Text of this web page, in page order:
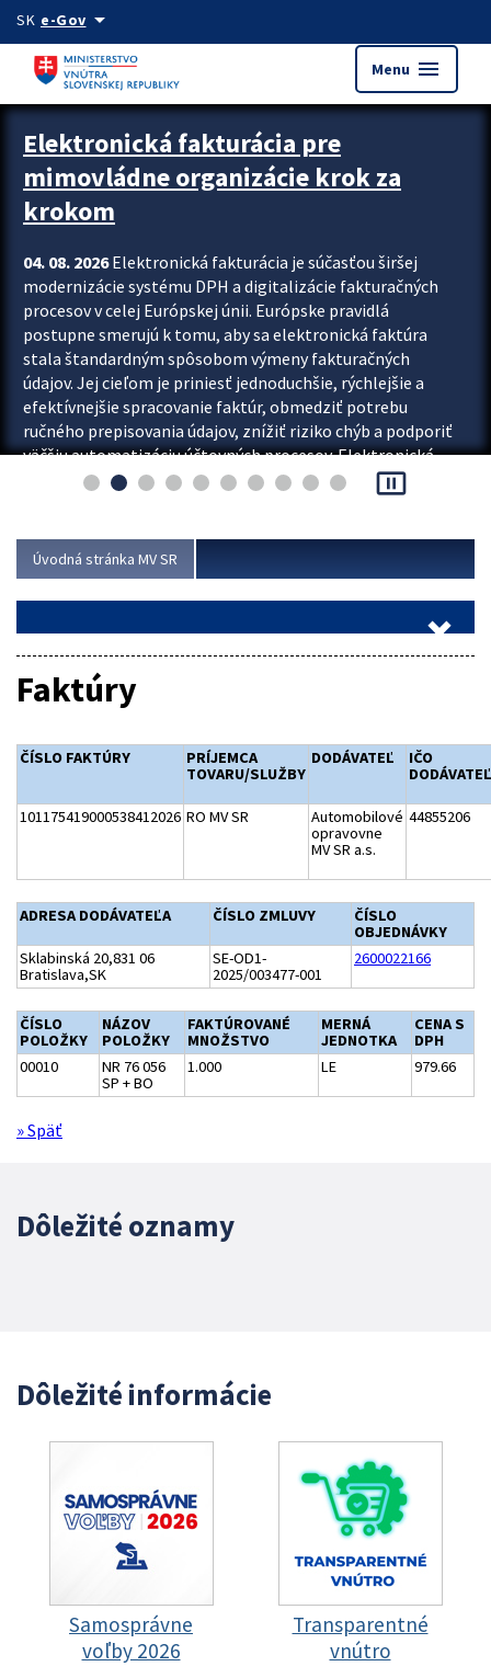
Preskocit na hlavný obsah
SK e-Govarrow_drop_down
Menu menu
Zastavit automatický posun upútavok
Elektronická fakturácia pre
mimovládne organizácie krok za
krokom
04. 08. 2026Elektronická fakturácia je súčasťou širšej
modernizácie systému DPH a digitalizácie fakturačných
procesov v celej Európskej únii. Európske pravidlá
postupne smerujú k tomu, aby sa elektronická faktúra
stala štandardným spôsobom výmeny fakturačných
údajov. Jej cieľom je priniesť jednoduchšie, rýchlejšie a
efektívnejšie spracovanie faktúr, obmedziť potrebu
ručného prepisovania údajov, znížiť riziko chýb a podporiť
väčšiu automatizáciu účtovných procesov. Elektronická
fakturácia preto nepredstavuje...
pause_presentation
Úvodná stránka MV SR
Faktúry
ČÍSLO FAKTÚRY
PRÍJEMCA
TOVARU/SLUŽBY
DODÁVATEĽ
IČO
101175419000538412026 RO MV SR
Automobilové
opravovne
MV SR a.s.
44855206
ADRESA DODÁVATEĽA ČÍSLO ZMLUVY
ČÍSLO
OBJEDNÁVKY
Sklabinská 20,831 06
Bratislava,SK
SE-OD1-
2025/003477-001
2600022166
ČÍSLO
POLOŽKY
NÁZOV
POLOŽKY
FAKTÚROVANÉ
MNOŽSTVO
MERNÁ
JEDNOTKA
CENA S
DPH
00010
NR 76 056
SP + BO
1.000 LE 979.66
» Späť
Dôležité oznamy
Dôležité informácie
Samosprávne
voľby 2026
Transparentné
vnútro